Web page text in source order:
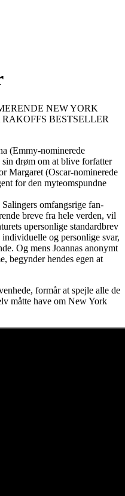
NEW YORK
BESTSELLER
(Emmy-nominerede
drøm om at blive forfatter
Margaret (Oscar-nominerede
for den myteomspundne
omfangsrige fan-
breve fra hele verden, vil
upersonlige standardbrev
og personlige svar,
Og mens Joannas anonymt
begynder hendes egen at
formår at spejle alle de
måtte have om New York